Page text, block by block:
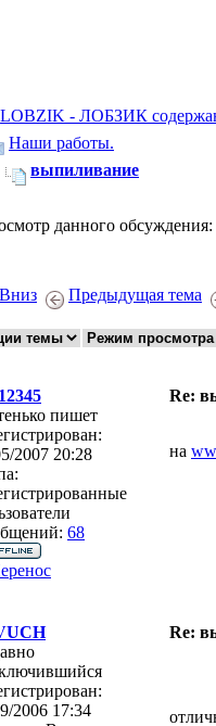
LOBZIK - ЛОБЗИК
Наши работы.
выпиливание
данного
Вниз Предыдущая тема
Re:
пишет
2007 20:28
68
на
Re:
2006 17:34